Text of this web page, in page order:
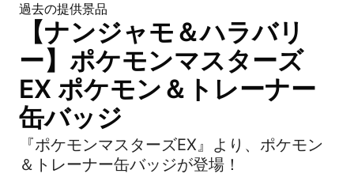
過去の提供景品
【ナンジャモ＆ハラバリ
ー】ポケモンマスターズ
EX ポケモン＆トレーナー
缶バッジ
『ポケモンマスターズEX』より、ポケモン
＆トレーナー缶バッジが登場！